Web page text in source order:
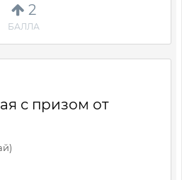
2
БАЛЛА
с призом от